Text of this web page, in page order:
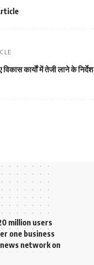
विकास कार्याें में तेजी लाने के निर्देश
million users
one business
network on